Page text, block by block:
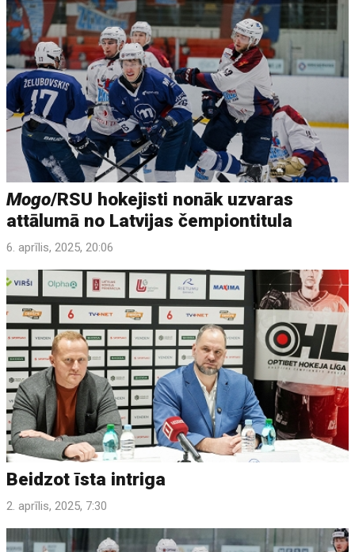
Mogo/RSU hokejisti nonāk uzvaras
attālumā no Latvijas čempiontitula
6. aprīlis, 2025, 20:06
Beidzot īsta intriga
2. aprīlis, 2025, 7:30